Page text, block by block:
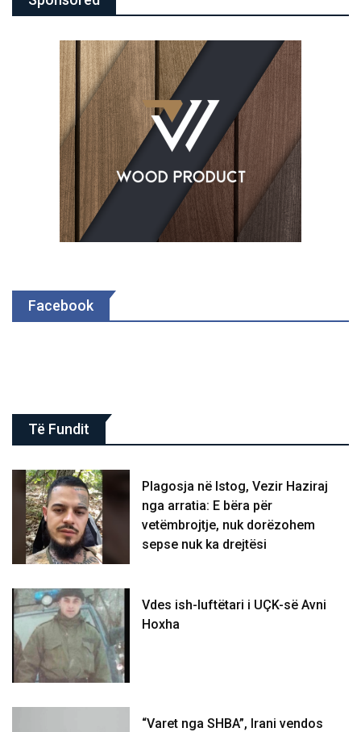
Facebook
Të Fundit
Plagosja në Istog, Vezir Haziraj
nga arratia: E bëra për
vetëmbrojtje, nuk dorëzohem
sepse nuk ka drejtësi
Vdes ish-luftëtari i UÇK-së Avni
Hoxha
“Varet nga SHBA”, Irani vendos